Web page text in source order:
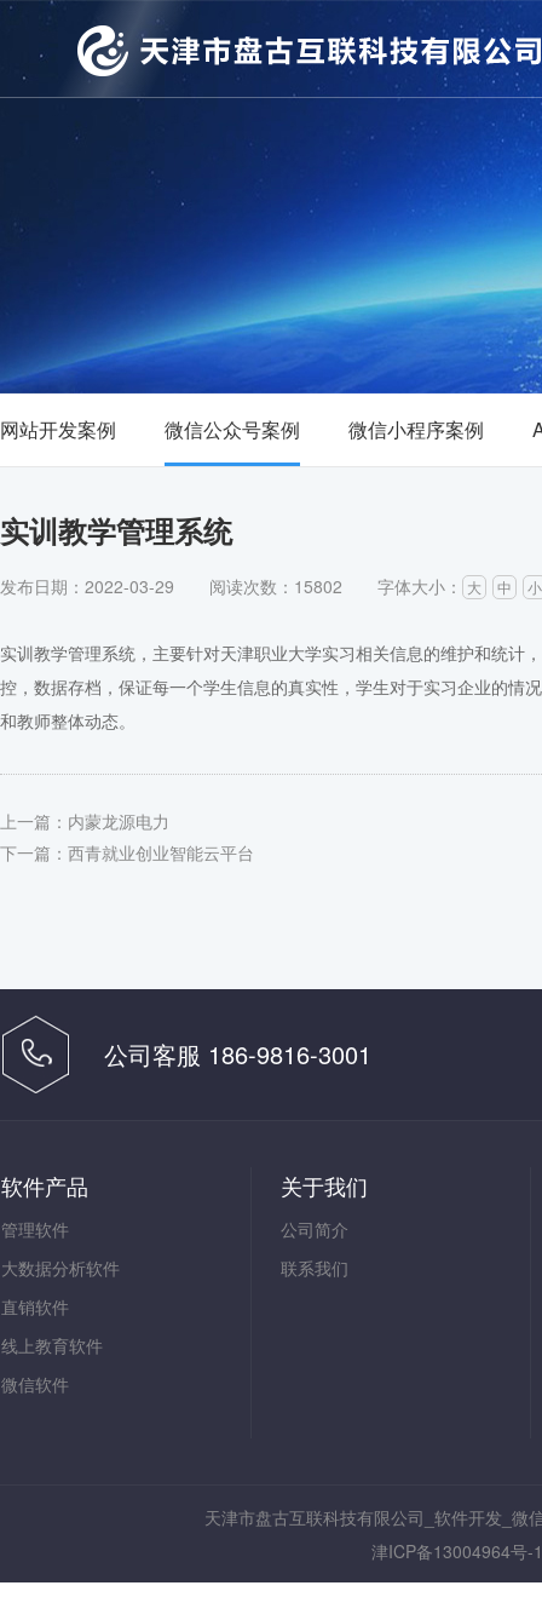
网站开发案例 微信公众号案例 微信小程序案例
实训教学管理系统
发布日期：2022-03-29 阅读次数：15802 字体大小： 大 中 小
实训教学管理系统，主要针对天津职业大学实习相关信息的维护和统
控，数据存档，保证每一个学生信息的真实性，学生对于实习企业的情
和教师整体动态。
上一篇： 内蒙龙源电力
下一篇： 西青就业创业智能云平台
公司客服 186-9816-3001
软件产品
管理软件
大数据分析软件
直销软件
线上教育软件
微信软件
关于我们
公司简介
联系我们
天津市盘古互联科技有限公司_软件开发_微
津ICP备13004964号-1